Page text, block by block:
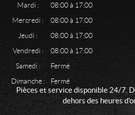
Mardi :
08:00 à 17:00
Mercredi :
08:00 à 17:00
Jeudi :
08:00 à 17:00
Vendredi :
08:00 à 17:00
Samedi :
Fermé
Dimanche :
Fermé
Pièces et service disponible 24/7.
dehors des heures